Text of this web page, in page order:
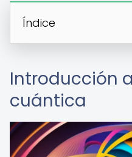
Índice
Introducción
cuántica